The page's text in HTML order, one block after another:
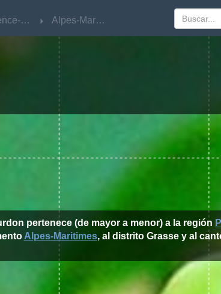
Provence-Alpes-Côte d'Azur Alpes-Maritimes
pertenece (de mayor a menor) a la región
Alpes-Maritimes, al distrito Grasse y al
Provence-Alpes-Côte d'Azur Alpes-Maritimes